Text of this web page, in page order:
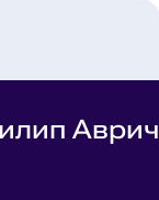
Аврич